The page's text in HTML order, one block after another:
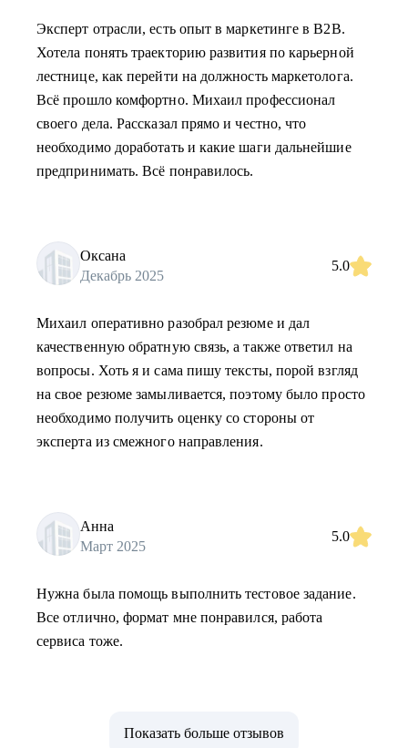
Эксперт отрасли, есть опыт в маркетинге в B2B.
Хотела понять траекторию развития по карьерной
лестнице, как перейти на должность маркетолога.
Всё прошло комфортно. Михаил профессионал
своего дела. Рассказал прямо и честно, что
необходимо доработать и какие шаги дальнейшие
предпринимать. Всё понравилось.
Оксана
Декабрь 2025
5.0
Михаил оперативно разобрал резюме и дал
качественную обратную связь, а также ответил на
вопросы. Хоть я и сама пишу тексты, порой взгляд
на свое резюме замыливается, поэтому было просто
необходимо получить оценку со стороны от
эксперта из смежного направления.
Анна
Март 2025
5.0
Нужна была помощь выполнить тестовое задание.
Все отлично, формат мне понравился, работа
сервиса тоже.
Показать больше отзывов